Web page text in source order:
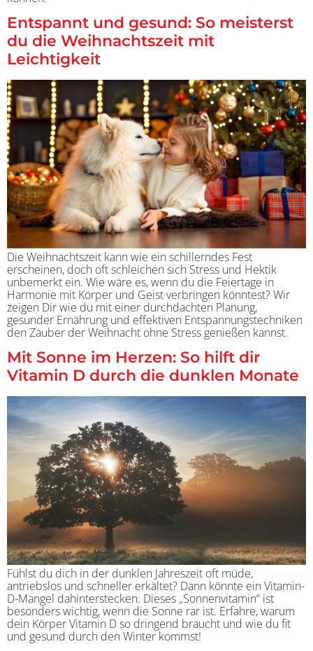
Entspannt und gesund: So meisterst
du die Weihnachtszeit mit
Leichtigkeit
Die Weihnachtszeit kann wie ein schillerndes Fest
erscheinen, doch oft schleichen sich Stress und Hektik
unbemerkt ein. Wie wäre es, wenn du die Feiertage in
Harmonie mit Körper und Geist verbringen könntest? Wir
zeigen Dir wie du mit einer durchdachten Planung,
gesunder Ernährung und effektiven Entspannungstechniken
den Zauber der Weihnacht ohne Stress genießen kannst.
Mit Sonne im Herzen: So hilft dir
Vitamin D durch die dunklen Monate
Fühlst du dich in der dunklen Jahreszeit oft müde,
antriebslos und schneller erkältet? Dann könnte ein Vitamin-
D-Mangel dahinterstecken. Dieses „Sonnenvitamin“ ist
besonders wichtig, wenn die Sonne rar ist. Erfahre, warum
dein Körper Vitamin D so dringend braucht und wie du fit
und gesund durch den Winter kommst!